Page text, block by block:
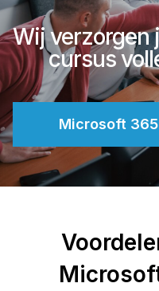
Wij verzorgen
cursus
Microsoft